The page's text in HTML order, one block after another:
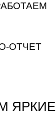
ОТЧЕТ
ЯРКИЕ